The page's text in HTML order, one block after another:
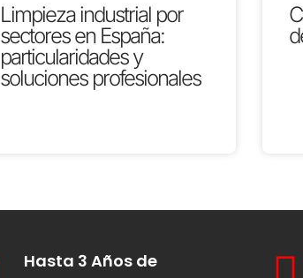
Limpieza industrial por
sectores en España:
particularidades y
soluciones profesionales
Hasta 3 Años de